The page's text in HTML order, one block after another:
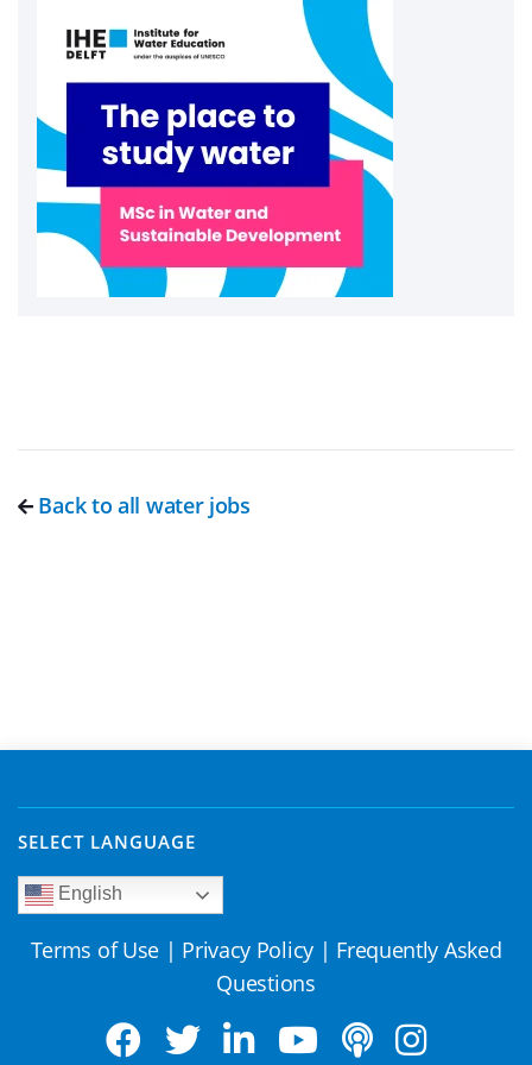
Back to all water jobs
SELECT LANGUAGE
English
Terms of Use | Privacy Policy | Frequently Asked
Questions